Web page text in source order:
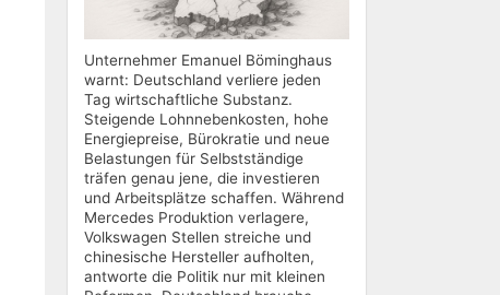
Unternehmer Emanuel Böminghaus
warnt: Deutschland verliere jeden
Tag wirtschaftliche Substanz.
Steigende Lohnnebenkosten, hohe
Energiepreise, Bürokratie und neue
Belastungen für Selbstständige
träfen genau jene, die investieren
und Arbeitsplätze schaffen. Während
Mercedes Produktion verlagere,
Volkswagen Stellen streiche und
chinesische Hersteller aufholten,
antworte die Politik nur mit kleinen